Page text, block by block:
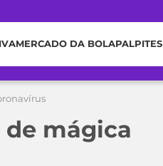
MERCADO DA BOLAPALPITES
mágica